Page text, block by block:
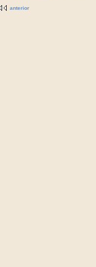
anterior